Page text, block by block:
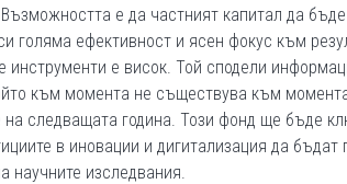
е да частният капитал да
голяма ефективност и ясен фокус към
инструменти е висок. Той сподели
към момента не съществува към
следващата година. Този фонд ще бъде
в иновации и дигитализация да
научните изследвания.